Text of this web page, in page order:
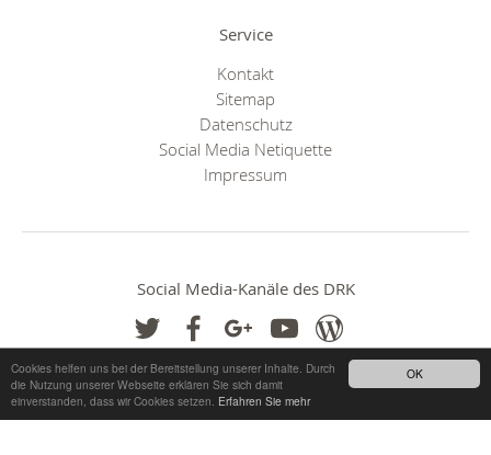
OK
Cookies helfen uns bei der Bereitstellung unserer Inhalte. Durch
die Nutzung unserer Webseite erklären Sie sich damit
einverstanden, dass wir Cookies setzen. Erfahren Sie mehr
Service
Kontakt
Sitemap
Datenschutz
Social Media Netiquette
Impressum
Social Media-Kanäle des DRK